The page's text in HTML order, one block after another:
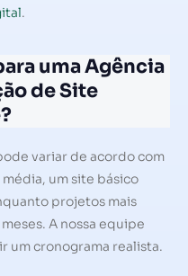
.
uma Agência
de Site
variar de acordo com
um site básico
projetos mais
A nossa equipe
um cronograma realista.